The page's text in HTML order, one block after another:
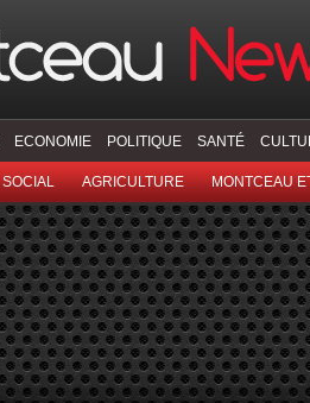
ECONOMIE POLITIQUE SANTÉ
SOCIAL AGRICULTURE MONTCEAU